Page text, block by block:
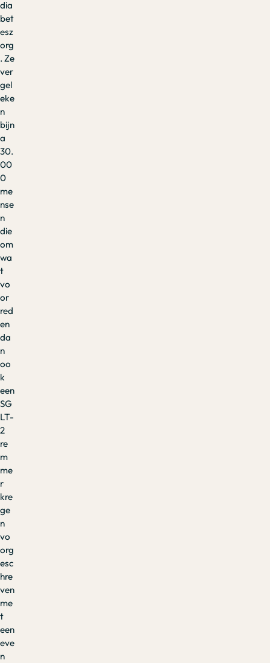
dia
bet
esz
org
. Ze
ver
gel
eke
n
bijn
a
30.
00
0
me
nse
n
die
om
wa
t
vo
or
red
en
da
n
oo
k
een
SG
LT-
2
re
m
me
r
kre
ge
n
vo
org
esc
hre
ven
me
t
een
eve
n